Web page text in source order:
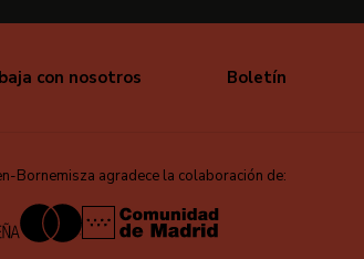
con nosotros Boletín
Bornemisza agradece la colaboración de: